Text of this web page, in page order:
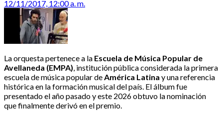
12/11/2017, 12:00 a. m.
La orquesta pertenece a la Escuela de Música Popular de
Avellaneda (EMPA), institución pública considerada la primera
escuela de música popular deAmérica Latina y una referencia
histórica en la formación musical del país. El álbum fue
presentado el año pasado y este 2026 obtuvo la nominación
que finalmente derivó en el premio.